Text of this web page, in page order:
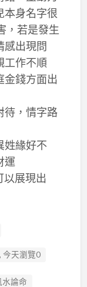
本身名字很
，若是發生
感出現問
工作不順
金錢方面出
待，情字路
姓緣好不
運
以展現出
今天瀏覽0
水論命